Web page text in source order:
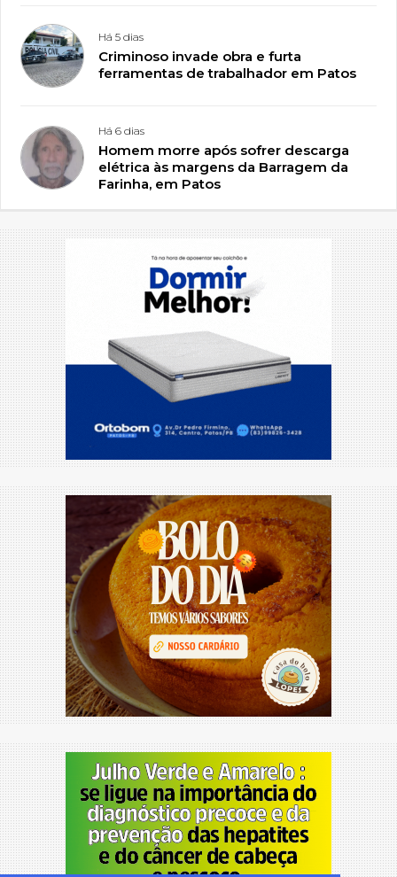
Há 5 dias
Criminoso invade obra e furta
ferramentas de trabalhador em Patos
Há 6 dias
Homem morre após sofrer descarga
elétrica às margens da Barragem da
Farinha, em Patos